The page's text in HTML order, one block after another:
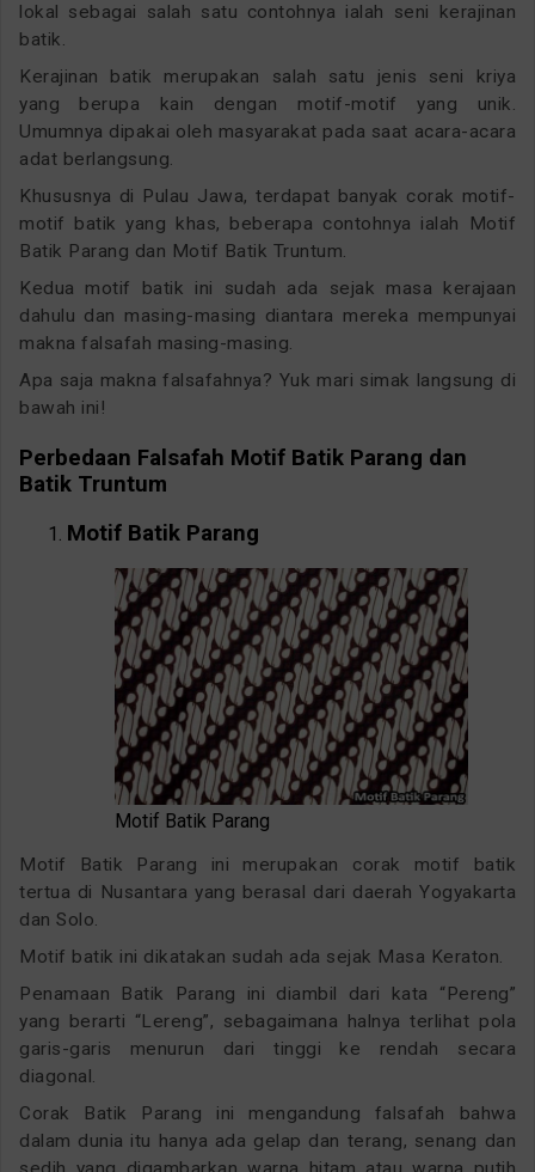
lokal sebagai salah satu contohnya ialah seni kerajinan
batik.
Kerajinan batik merupakan salah satu jenis seni kriya
yang berupa kain dengan motif-motif yang unik.
Umumnya dipakai oleh masyarakat pada saat acara-acara
adat berlangsung.
Khususnya di Pulau Jawa, terdapat banyak corak motif-
motif batik yang khas, beberapa contohnya ialah Motif
Batik Parang dan Motif Batik Truntum.
Kedua motif batik ini sudah ada sejak masa kerajaan
dahulu dan masing-masing diantara mereka mempunyai
makna falsafah masing-masing.
Apa saja makna falsafahnya? Yuk mari simak langsung di
bawah ini!
Perbedaan Falsafah Motif Batik Parang dan
Batik Truntum
Motif Batik Parang
Motif Batik Parang
Motif Batik Parang ini merupakan corak motif batik
tertua di Nusantara yang berasal dari daerah Yogyakarta
dan Solo.
Motif batik ini dikatakan sudah ada sejak Masa Keraton.
Penamaan Batik Parang ini diambil dari kata “Pereng”
yang berarti “Lereng”, sebagaimana halnya terlihat pola
garis-garis menurun dari tinggi ke rendah secara
diagonal.
Corak Batik Parang ini mengandung falsafah bahwa
dalam dunia itu hanya ada gelap dan terang, senang dan